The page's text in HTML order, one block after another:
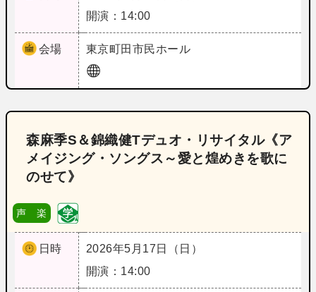
開演：14:00
会場 東京町田市民ホール
森麻季S＆錦織健Tデュオ・リサイタル《ア
メイジング・ソングス～愛と煌めきを歌に
のせて》
声 楽
日時
2026年5月17日（日）
開演：14:00